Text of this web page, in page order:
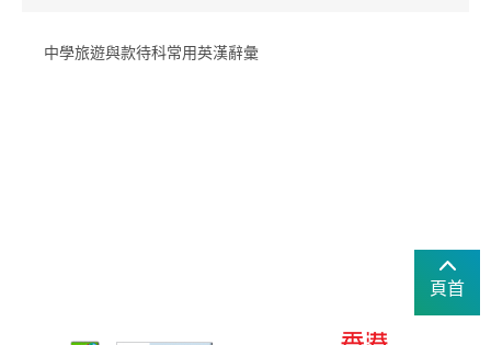
中學旅遊與款待科常用英漢辭彙
頁首